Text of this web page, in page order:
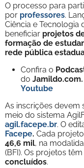
O processo para
por professores.
Ciência e Tecnologia
beneficiar projetos
formação de
rede pública
Confira o
do Jamildo.com.
Youtube
As inscrições devem
meio do sistema
agil.facepe.br. O
Facepe. Cada
46,6 mil, na
(BFI). Os projetos têm
concluídos.